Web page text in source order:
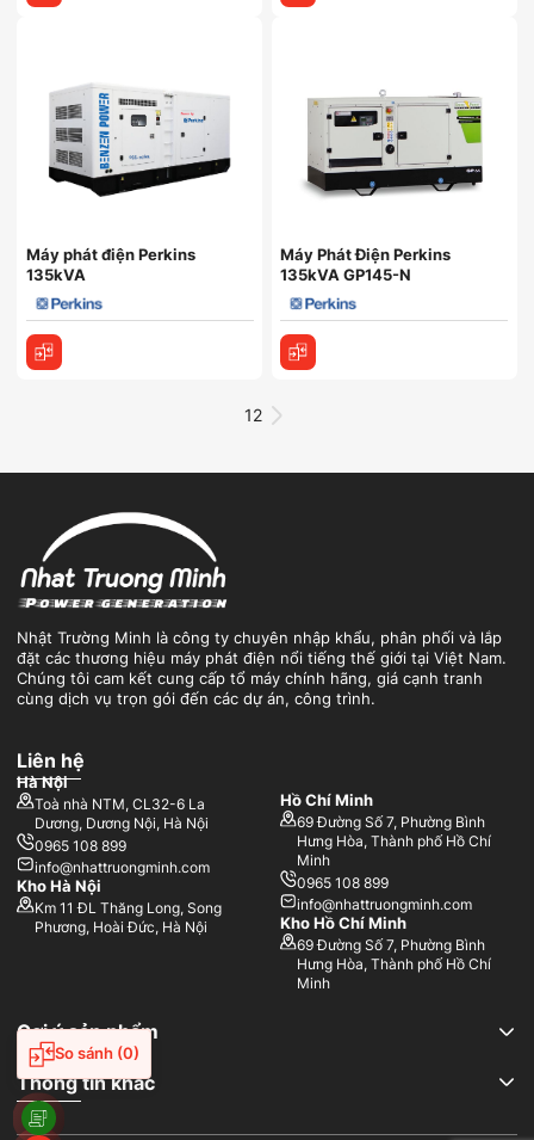
Máy phát điện Perkins
135kVA
Máy Phát Điện Perkins
135kVA GP145-N
12
So sánh (0)
Nhật Trường Minh là công ty chuyên nhập khẩu, phân phối và lắp
đặt các thương hiệu máy phát điện nổi tiếng thế giới tại Việt Nam.
Chúng tôi cam kết cung cấp tổ máy chính hãng, giá cạnh tranh
cùng dịch vụ trọn gói đến các dự án, công trình.
Liên hệ
Hà Nội
Toà nhà NTM, CL32-6 La
Dương, Dương Nội, Hà Nội
0965 108 899
info@nhattruongminh.com
Kho Hà Nội
Km 11 ĐL Thăng Long, Song
Phương, Hoài Đức, Hà Nội
Hồ Chí Minh
69 Đường Số 7, Phường Bình
Hưng Hòa, Thành phố Hồ Chí
Minh
0965 108 899
info@nhattruongminh.com
Kho Hồ Chí Minh
69 Đường Số 7, Phường Bình
Hưng Hòa, Thành phố Hồ Chí
Minh
Gợi ý sản phẩm
Thông tin khác